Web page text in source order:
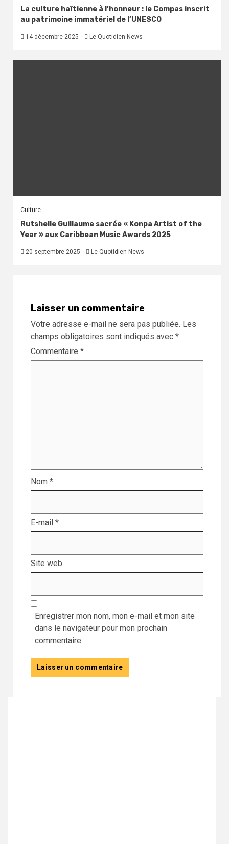
La culture haïtienne à l’honneur : le Compas inscrit
au patrimoine immatériel de l’UNESCO
14 décembre 2025 Le Quotidien News
Culture
Rutshelle Guillaume sacrée « Konpa Artist of the
Year » aux Caribbean Music Awards 2025
20 septembre 2025 Le Quotidien News
Laisser un commentaire
Votre adresse e-mail ne sera pas publiée. Les
champs obligatoires sont indiqués avec *
Commentaire *
Nom *
E-mail *
Site web
Enregistrer mon nom, mon e-mail et mon site
dans le navigateur pour mon prochain
commentaire.